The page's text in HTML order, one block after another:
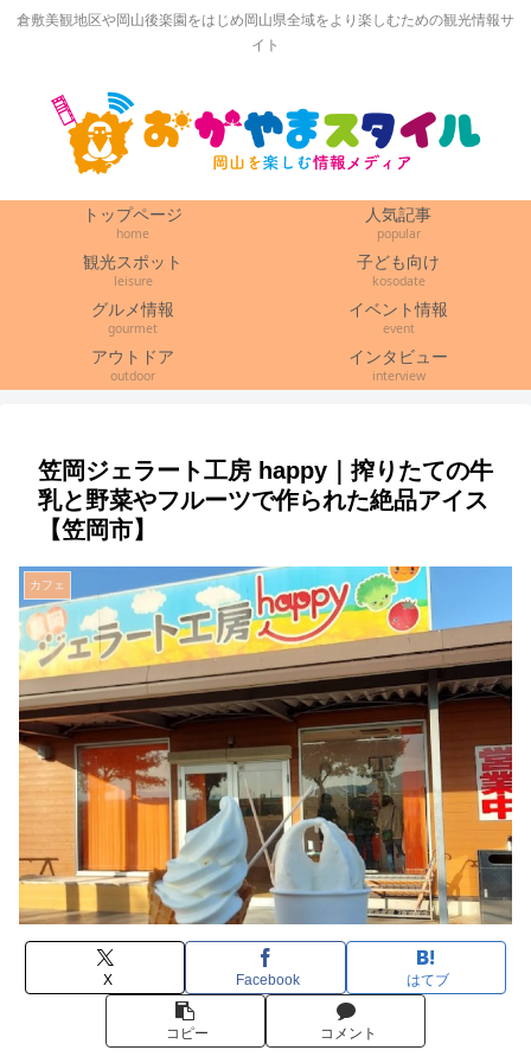
倉敷美観地区や岡山後楽園をはじめ岡山県全域をより楽しむための観光情報サ
イト
トップページ
home
人気記事
popular
観光スポット
leisure
子ども向け
kosodate
グルメ情報
gourmet
イベント情報
event
アウトドア
outdoor
インタビュー
interview
笠岡ジェラート工房 happy｜搾りたての牛
乳と野菜やフルーツで作られた絶品アイス
【笠岡市】
カフェ
X Facebook はてブ
コピー コメント